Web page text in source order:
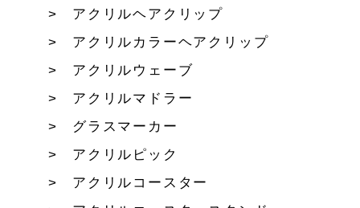
アクリルヘアクリップ
アクリルカラーヘアクリップ
アクリルウェーブ
アクリルマドラー
グラスマーカー
アクリルピック
アクリルコースター